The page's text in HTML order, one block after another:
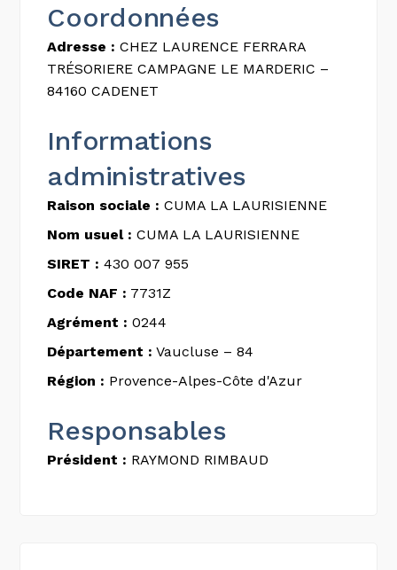
Coordonnées
Adresse : CHEZ LAURENCE FERRARA
TRÉSORIERE CAMPAGNE LE MARDERIC –
84160 CADENET
Informations
administratives
Raison sociale : CUMA LA LAURISIENNE
Nom usuel : CUMA LA LAURISIENNE
SIRET : 430 007 955
Code NAF : 7731Z
Agrément : 0244
Département : Vaucluse – 84
Région : Provence-Alpes-Côte d'Azur
Responsables
Président : RAYMOND RIMBAUD